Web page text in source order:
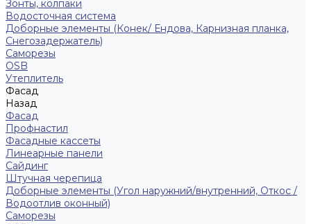
Зонты, колпаки
Водосточная система
Доборные элементы (Конек/ Ендова, Карнизная планка,
Снегозадержатель)
Саморезы
ОSB
Утеплитель
Фасад
Назад
Фасад
Профнастил
Фасадные кассеты
Линеарные панели
Сайдинг
Штучная черепица
Доборные элементы (Угол наружний/внутренний, Откос /
Водоотлив оконный)
Саморезы